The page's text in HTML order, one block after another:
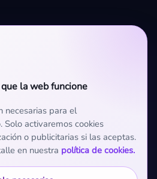
la web funcione
necesarias para el
Solo activaremos cookies
o publicitarias si las aceptas.
en nuestra política de cookies.